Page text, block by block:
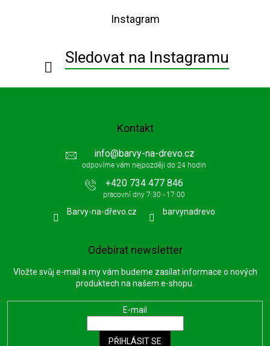
Instagram
Sledovat na Instagramu
Kontakt
info@barvy-na-drevo.cz
+420 734 477 846
Barvy-na-dřevo.cz barvynadrevo
Odebírat newsletter
Vložte svůj e-mail a my vám budeme zasílat informace o nových
produktech na našem e-shopu.
E-mail
PŘIHLÁSIT SE